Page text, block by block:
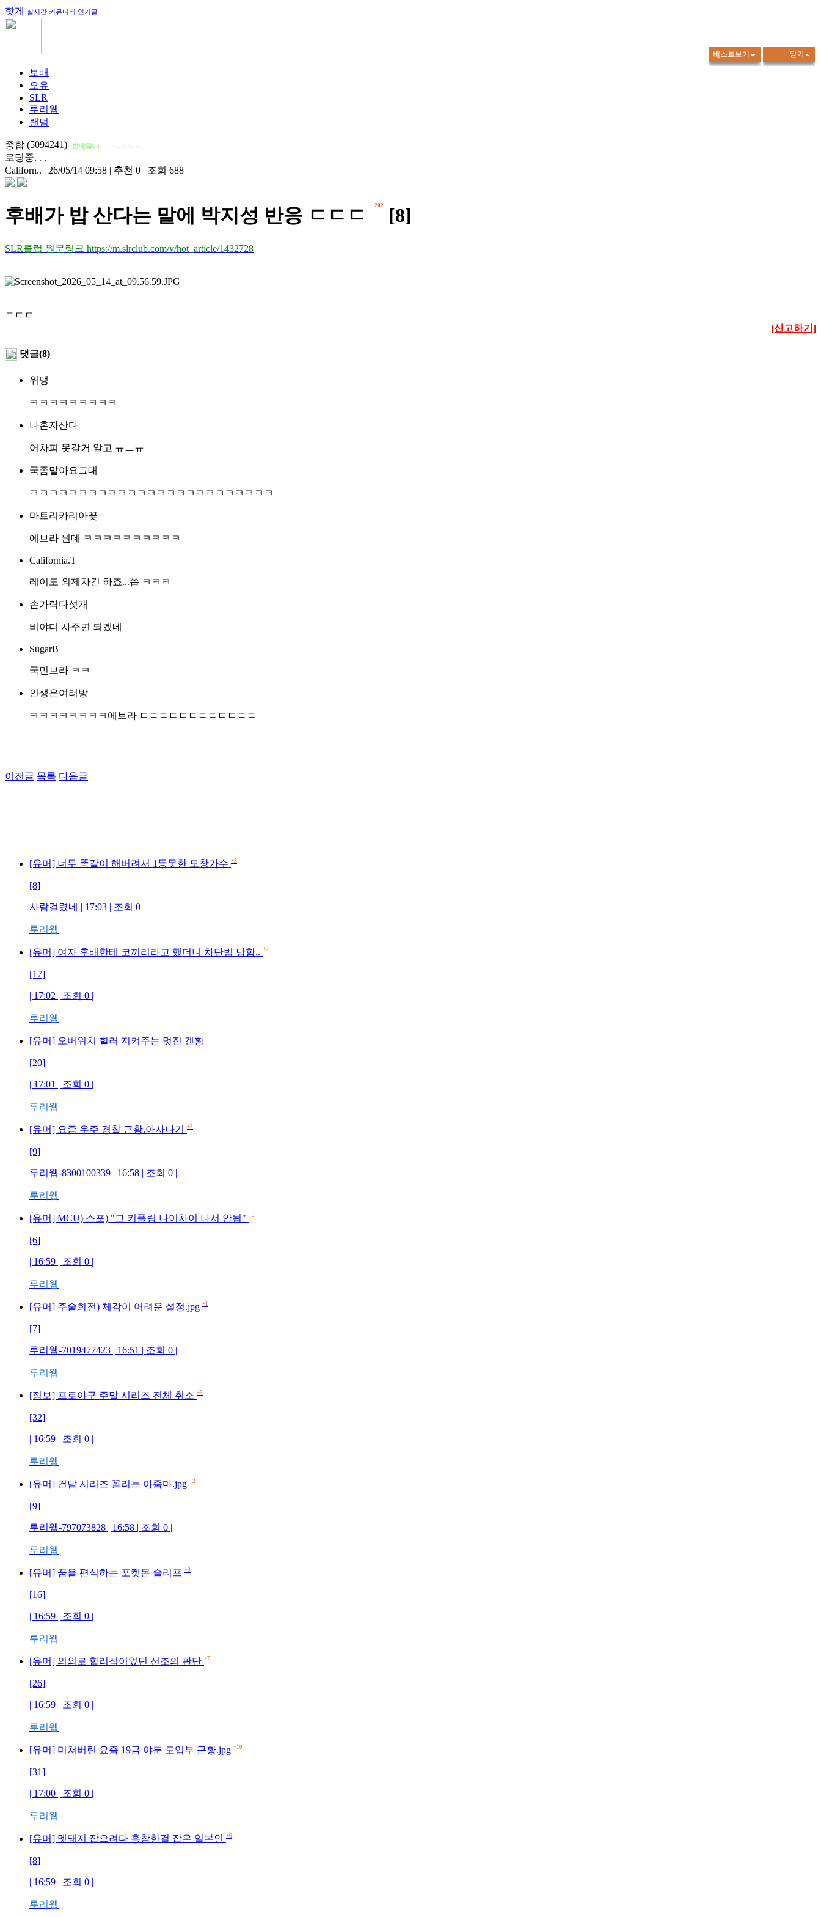
핫게 실시간 커뮤니티 인기글
보배
오유
SLR
루리웹
랜덤
종합 (5094241) 썸네일on
로딩중. . .
Californ.. | 26/05/14 09:58 | 추천 0 | 조회 688
후배가 밥 산다는 말에 박지성 반응 ㄷㄷㄷ +202 [8]
SLR클럽 원문링크 https://m.slrclub.com/v/hot_article/1432728
ㄷㄷㄷ
[신고하기]
댓글(8)
위댕
ㅋㅋㅋㅋㅋㅋㅋㅋㅋ
나혼자산다
어차피 못갈거 알고 ㅠㅡㅠ
국좀말아요그대
ㅋㅋㅋㅋㅋㅋㅋㅋㅋㅋㅋㅋㅋㅋㅋㅋㅋㅋㅋㅋㅋㅋㅋㅋㅋ
마트리카리아꽃
에브라 뭔데 ㅋㅋㅋㅋㅋㅋㅋㅋㅋㅋ
California.T
레이도 외제차긴 하죠...씁 ㅋㅋㅋ
손가락다섯개
비야디 사주면 되겠네
SugarB
국민브라 ㅋㅋ
인생은여러방
ㅋㅋㅋㅋㅋㅋㅋㅋ에브라 ㄷㄷㄷㄷㄷㄷㄷㄷㄷㄷㄷㄷ
이전글 목록 다음글
[유머] 너무 똑같이 해버려서 1등못한 모창가수 +5
[8]
사람걸렸네 | 17:03 | 조회 0 |
루리웹
[유머] 여자 후배한테 코끼리라고 했더니 차단빔 당함.. +2
[17]
| 17:02 | 조회 0 |
루리웹
[유머] 오버워치 힐러 지켜주는 멋진 겐황
[20]
| 17:01 | 조회 0 |
루리웹
[유머] 요즘 우주 경찰 근황.아사나기 +3
[9]
루리웹-8300100339 | 16:58 | 조회 0 |
루리웹
[유머] MCU) 스포) "그 커플링 나이차이 나서 안됨" +3
[6]
| 16:59 | 조회 0 |
루리웹
[유머] 주술회전) 체감이 어려운 설정.jpg +1
[7]
루리웹-7019477423 | 16:51 | 조회 0 |
루리웹
[정보] 프로야구 주말 시리즈 전체 취소 +5
[32]
| 16:59 | 조회 0 |
루리웹
[유머] 건담 시리즈 꼴리는 아줌마.jpg +2
[9]
루리웹-797073828 | 16:58 | 조회 0 |
루리웹
[유머] 꿈을 편식하는 포켓몬 슬리프 +3
[16]
| 16:59 | 조회 0 |
루리웹
[유머] 의외로 합리적이었던 선조의 판단 +7
[26]
| 16:59 | 조회 0 |
루리웹
[유머] 미쳐버린 요즘 19금 야툰 도입부 근황.jpg +10
[31]
| 17:00 | 조회 0 |
루리웹
[유머] 멧돼지 잡으려다 흉참한걸 잡은 일본인 +6
[8]
| 16:59 | 조회 0 |
루리웹